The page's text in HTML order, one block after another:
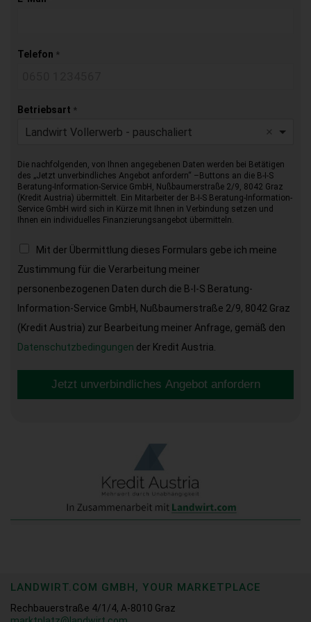
Telefon *
Betriebsart *
Landwirt Vollerwerb - pauschaliert
Die nachfolgenden, von Ihnen angegebenen Daten werden bei Betätigen
des „Jetzt unverbindliches Angebot anfordern“ –Buttons an die B-I-S
Beratung-Information-Service GmbH, Nußbaumerstraße 2/9, 8042 Graz
(Kredit Austria) übermittelt. Ein Mitarbeiter der B-I-S Beratung-Information-
Service GmbH wird sich in Kürze mit Ihnen in Verbindung setzen und
Ihnen ein individuelles Finanzierungsangebot übermitteln.
Mit der Übermittlung dieses Formulars gebe ich meine
Zustimmung für die Verarbeitung meiner
personenbezogenen Daten durch die B-I-S Beratung-
Information-Service GmbH, Nußbaumerstraße 2/9, 8042 Graz
(Kredit Austria) zur Bearbeitung meiner Anfrage, gemäß den
Datenschutzbedingungen der Kredit Austria.
Jetzt unverbindliches Angebot anfordern
LANDWIRT.COM GMBH, YOUR MARKETPLACE
Rechbauerstraße 4/1/4, A-8010 Graz